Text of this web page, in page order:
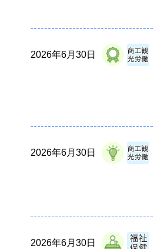
2026年6月30日
2026年6月30日
2026年6月30日